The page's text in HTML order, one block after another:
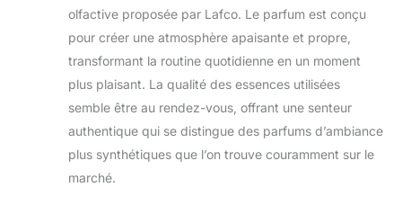
olfactive proposée par Lafco. Le parfum est conçu
pour créer une atmosphère apaisante et propre,
transformant la routine quotidienne en un moment
plus plaisant. La qualité des essences utilisées
semble être au rendez-vous, offrant une senteur
authentique qui se distingue des parfums d’ambiance
plus synthétiques que l’on trouve couramment sur le
marché.